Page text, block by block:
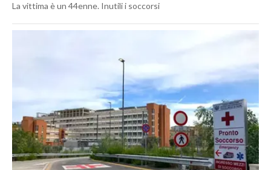
La vittima è un 44enne. Inutili i soccorsi